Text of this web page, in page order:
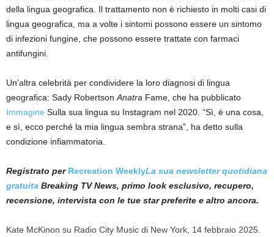
della lingua geografica. Il trattamento non è richiesto in molti casi di
lingua geografica, ma a volte i sintomi possono essere un sintomo
di infezioni fungine, che possono essere trattate con farmaci
antifungini.
Un’altra celebrità per condividere la loro diagnosi di lingua
geografica: Sady Robertson Anatra Fame, che ha pubblicato
Immagine Sulla sua lingua su Instagram nel 2020. “Sì, è una cosa,
e sì, ecco perché la mia lingua sembra strana”, ha detto sulla
condizione infiammatoria.
Registrato per Recreation WeeklyLa sua newsletter quotidiana
gratuita Breaking TV News, primo look esclusivo, recupero,
recensione, intervista con le tue star preferite e altro ancora.
Kate McKinon su Radio City Music di New York, 14 febbraio 2025.